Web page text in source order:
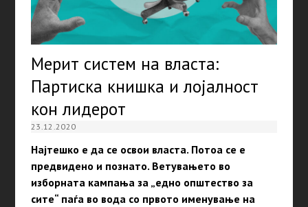
Мерит систем на власта:
Партиска книшка и лојалност
кон лидерот
23.12.2020
Најтешко е да се освои власта. Потоа се е
предвидено и познато. Ветувањето во
изборната кампања за „едно општество за
сите“ паѓа во вода со првото именување на